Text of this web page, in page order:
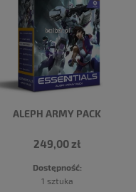
ALEPH ARMY PACK
249,00 zł
Dostępność:
1 sztuka